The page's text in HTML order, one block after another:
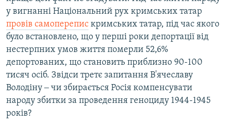
у вигнанні Національний рух кримських татар
провів самоперепис кримських татар, під час якого
було встановлено, що у перші роки депортації від
нестерпних умов життя померли 52,6%
депортованих, що становить приблизно 90-100
тисяч осіб. Звідси третє запитання В'ячеславу
Володіну ‒ чи збирається Росія компенсувати
народу збитки за проведення геноциду 1944-1945
років?